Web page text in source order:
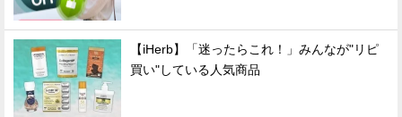
【iHerb】「迷ったらこれ！」みんなが"リピ
買い"している人気商品